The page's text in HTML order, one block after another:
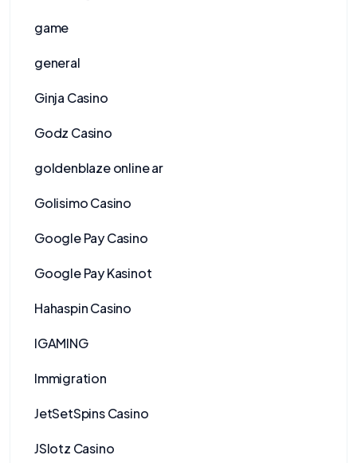
game
general
Ginja Casino
Godz Casino
goldenblaze online ar
Golisimo Casino
Google Pay Casino
Google Pay Kasinot
Hahaspin Casino
IGAMING
Immigration
JetSetSpins Casino
JSlotz Casino